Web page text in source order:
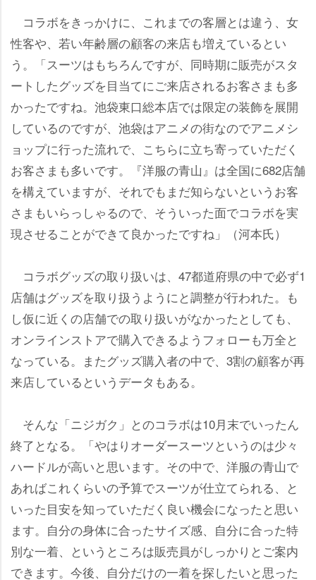
コラボをきっかけに、これまでの客層とは違う、女
性客や、若い年齢層の顧客の来店も増えているとい
う。「スーツはもちろんですが、同時期に販売がスタ
ートしたグッズを目当てにご来店されるお客さまも多
かったですね。池袋東口総本店では限定の装飾を展開
しているのですが、池袋はアニメの街なのでアニメシ
ョップに行った流れで、こちらに立ち寄っていただく
お客さまも多いです。『洋服の青山』は全国に682店舗
を構えていますが、それでもまだ知らないというお客
さまもいらっしゃるので、そういった面でコラボを実
現させることができて良かったですね」（河本氏）
コラボグッズの取り扱いは、47都道府県の中で必ず1
店舗はグッズを取り扱うようにと調整が行われた。も
し仮に近くの店舗での取り扱いがなかったとしても、
オンラインストアで購入できるようフォローも万全と
なっている。またグッズ購入者の中で、3割の顧客が再
来店しているというデータもある。
そんな「ニジガク」とのコラボは10月末でいったん
終了となる。「やはりオーダースーツというのは少々
ハードルが高いと思います。その中で、洋服の青山で
あればこれくらいの予算でスーツが仕立てられる、と
いった目安を知っていただく良い機会になったと思い
ます。自分の身体に合ったサイズ感、自分に合った特
別な一着、というところは販売員がしっかりとご案内
できます。今後、自分だけの一着を探したいと思った